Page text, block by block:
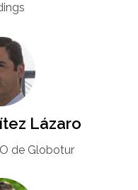
Lázaro
de Globotur​